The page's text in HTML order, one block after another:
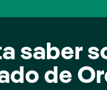
saber
de